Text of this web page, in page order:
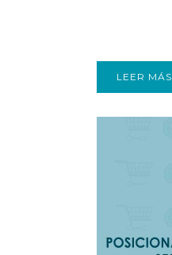
LEER MÁS